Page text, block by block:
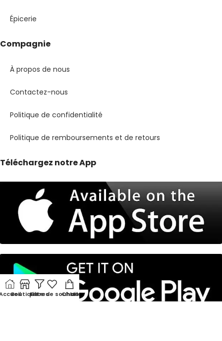
Épicerie
Compagnie
À propos de nous
Contactez-nous
Politique de confidentialité
Politique de remboursements et de retours
Téléchargez notre App
BoutiqueFiltres
Liste de souhaits
Chariot
Mon compte